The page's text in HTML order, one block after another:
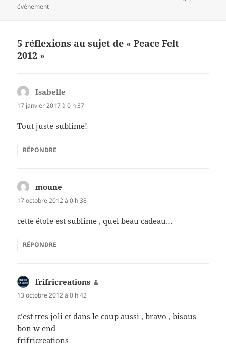
e
o
o
es er a
er
le
événement
5 réflexions au sujet de « Peace Felt
2012 »
Isabelle
17 janvier 2017 à 0 h 37
Tout juste sublime!
RÉPONDRE
moune
17 octobre 2012 à 0 h 38
cette étole est sublime , quel beau cadeau…
RÉPONDRE
frifricreations
13 octobre 2012 à 0 h 42
c’est tres joli et dans le coup aussi , bravo , bisous
bon w end
frifricreations